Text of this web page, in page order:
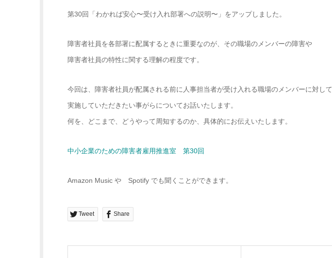
第30回「わかれば安心〜受け入れ部署への説明〜」をアップしました。
障害者社員を各部署に配属するときに重要なのが、その職場のメンバーの障害や
障害者社員の特性に関する理解の程度です。
今回は、障害者社員が配属される前に人事担当者が受け入れる職場のメンバーに対して
実施していただきたい事がらについてお話いたします。
何を、どこまで、どうやって周知するのか、具体的にお伝えいたします。
中小企業のための障害者雇用推進室 第30回
Amazon Music や Spotify でも聞くことができます。
Tweet Share